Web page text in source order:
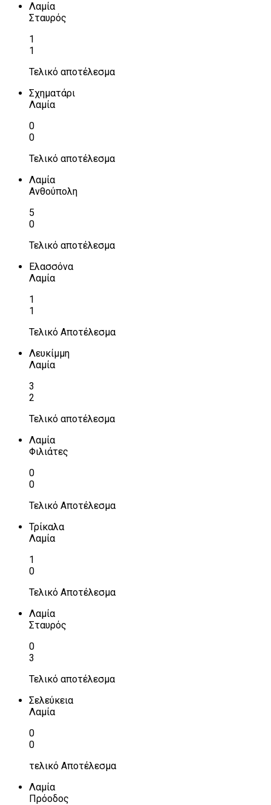
Λαμία
Σταυρός
1
1
Τελικό αποτέλεσμα
Σχηματάρι
Λαμία
0
0
Τελικό αποτέλεσμα
Λαμία
Ανθούπολη
5
0
Τελικό αποτέλεσμα
Ελασσόνα
Λαμία
1
1
Τελικό Αποτέλεσμα
Λευκίμμη
Λαμία
3
2
Τελικό αποτέλεσμα
Λαμία
Φιλιάτες
0
0
Τελικό Αποτέλεσμα
Τρίκαλα
Λαμία
1
0
Τελικό Αποτέλεσμα
Λαμία
Σταυρός
0
3
Τελικό αποτέλεσμα
Σελεύκεια
Λαμία
0
0
τελικό Αποτέλεσμα
Λαμία
Πρόοδος